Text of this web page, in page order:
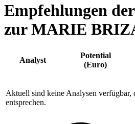
Empfehlungen
zur MARIE
Analyst
Potential
(Euro)
Aktuell sind keine Analysen verfügbar,
entsprechen.